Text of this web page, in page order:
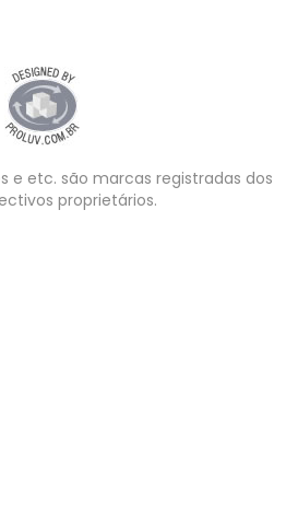
e etc. são marcas registradas dos
proprietários.